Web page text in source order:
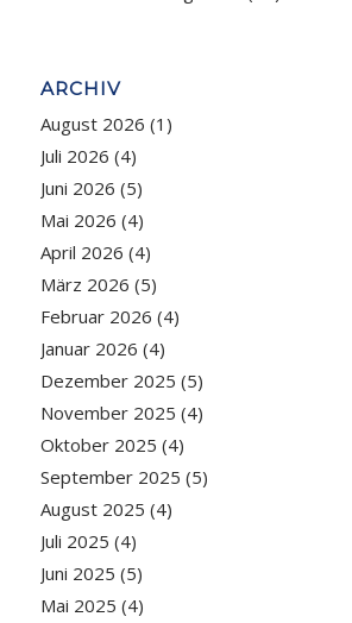
ARCHIV
August 2026 (1)
Juli 2026 (4)
Juni 2026 (5)
Mai 2026 (4)
April 2026 (4)
März 2026 (5)
Februar 2026 (4)
Januar 2026 (4)
Dezember 2025 (5)
November 2025 (4)
Oktober 2025 (4)
September 2025 (5)
August 2025 (4)
Juli 2025 (4)
Juni 2025 (5)
Mai 2025 (4)